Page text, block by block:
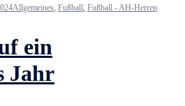
Allgemeines, Fußball, Fußball - AH-Herren
ein
Jahr